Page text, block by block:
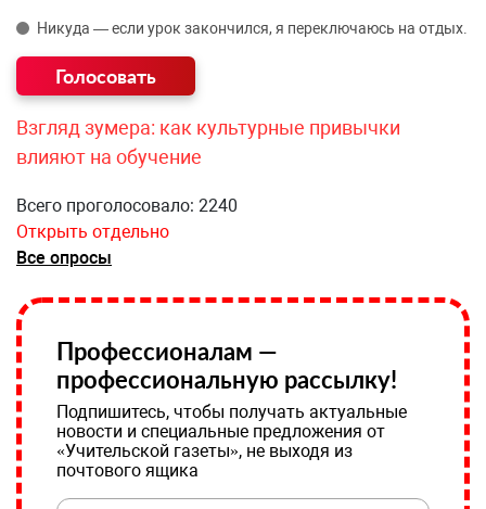
Никуда — если урок закончился, я переключаюсь на отдых.
Взгляд зумера: как культурные привычки
влияют на обучение
Всего проголосовало: 2240
Открыть отдельно
Все опросы
Профессионалам —
профессиональную рассылку!
Подпишитесь, чтобы получать актуальные
новости и специальные предложения от
«Учительской газеты», не выходя из
почтового ящика